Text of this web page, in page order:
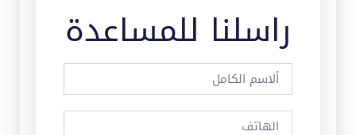
راسلنا للمساعدة